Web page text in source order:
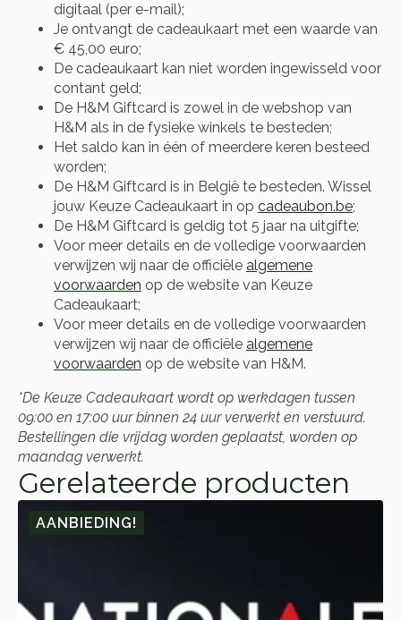
digitaal (per e-mail);
Je ontvangt de cadeaukaart met een waarde van
€ 45,00 euro;
De cadeaukaart kan niet worden ingewisseld voor
contant geld;
De H&M Giftcard is zowel in de webshop van
H&M als in de fysieke winkels te besteden;
Het saldo kan in één of meerdere keren besteed
worden;
De H&M Giftcard is in België te besteden. Wissel
jouw Keuze Cadeaukaart in op cadeaubon.be;
De H&M Giftcard is geldig tot 5 jaar na uitgifte;
Voor meer details en de volledige voorwaarden
verwijzen wij naar de officiële algemene
voorwaarden op de website van Keuze
Cadeaukaart;
Voor meer details en de volledige voorwaarden
verwijzen wij naar de officiële algemene
voorwaarden op de website van H&M.
*De Keuze Cadeaukaart wordt op werkdagen tussen
09:00 en 17:00 uur binnen 24 uur verwerkt en verstuurd.
Bestellingen die vrijdag worden geplaatst, worden op
maandag verwerkt.
Gerelateerde producten
AANBIEDING!